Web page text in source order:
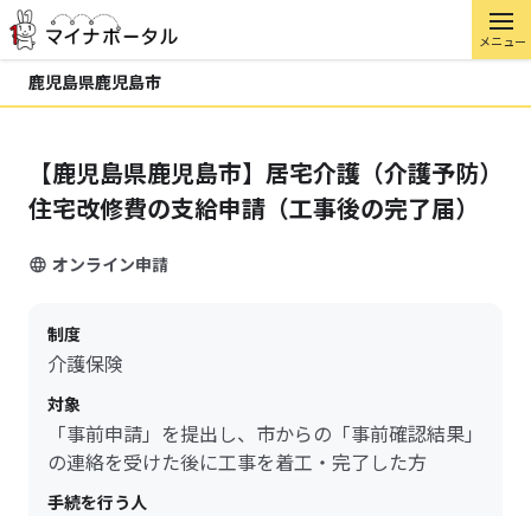
メニュー
鹿児島県鹿児島市
【鹿児島県鹿児島市】居宅介護（介護予防）
住宅改修費の支給申請（工事後の完了届）
オンライン申請
制度
介護保険
対象
「事前申請」を提出し、市からの「事前確認結果」
の連絡を受けた後に工事を着工・完了した方
手続を行う人